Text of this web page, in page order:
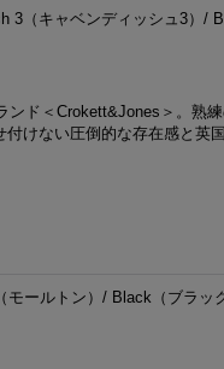
3（キャベンディッシュ3）/
ンド＜Crokett&Jones＞。熟
けない圧倒的な存在感と英
ールトン）/ Black（ブラック